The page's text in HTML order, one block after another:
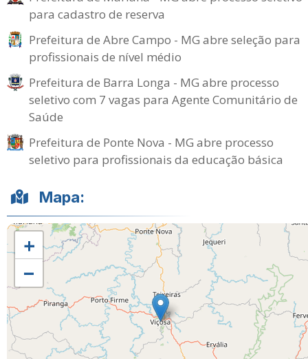
para cadastro de reserva
Prefeitura de Abre Campo - MG abre seleção para
profissionais de nível médio
Prefeitura de Barra Longa - MG abre processo
seletivo com 7 vagas para Agente Comunitário de
Saúde
Prefeitura de Ponte Nova - MG abre processo
seletivo para profissionais da educação básica
Mapa:
+
−